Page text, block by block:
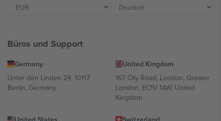
Büros und Support
Germany
Unter den Linden 24, 10117
Berlin, Germany
United Kingdom
167 City Road, London, Greater
London, EC1V 1AW, United
Kingdom